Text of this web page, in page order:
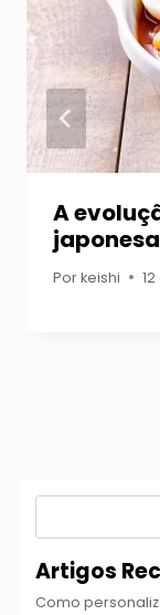
A
Porkeishi
Artigos
Como